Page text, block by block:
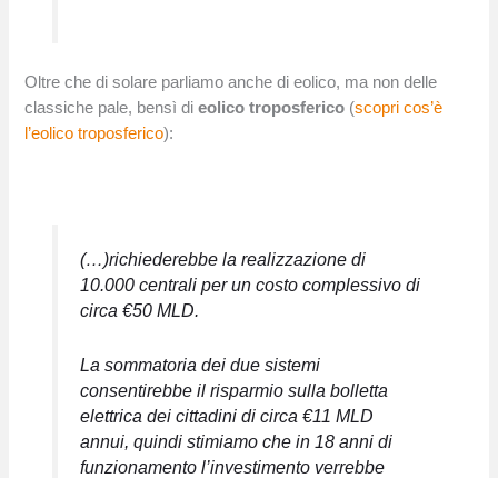
Oltre che di solare parliamo anche di eolico, ma non delle
classiche pale, bensì dieolico troposferico (scopri cos’è
l’eolico troposferico):
(…)richiederebbe la realizzazione di
10.000 centrali per un costo complessivo di
circa €50 MLD.
La sommatoria dei due sistemi
consentirebbe il risparmio sulla bolletta
elettrica dei cittadini di circa €11 MLD
annui, quindi stimiamo che in 18 anni di
funzionamento l’investimento verrebbe